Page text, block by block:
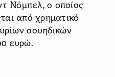
Νόμπελ, ο οποίος
από χρηματικό
σουηδικών
ευρώ.